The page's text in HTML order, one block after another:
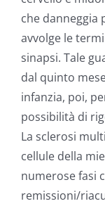
che danneggia
avvolge le
sinapsi. Tale
dal quinto
infanzia, poi,
possibilità di
La sclerosi
cellule della
numerose fasi
remissioni/